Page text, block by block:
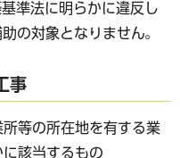
準法に明らかに違反し
の対象となりません。
事
所等の所在地を有する業
該当するもの